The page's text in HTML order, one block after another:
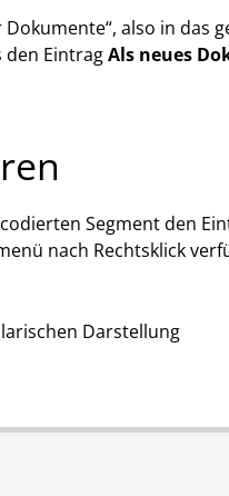
also in das
den EintragAls neues
Segment den
nach Rechtsklick
Darstellung